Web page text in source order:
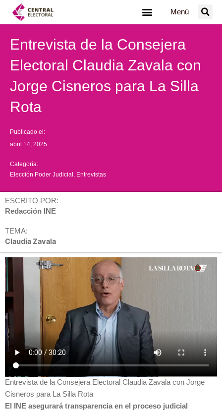
Menú
Entrevista de la Consejera
Electoral Claudia Zavala con
Jorge Cisneros para La Silla
Rota
Publicado el:
abril 14, 2025
Categoría:
Elección Poder Judicial Entrevistas
ESCRITO POR:
Redacción INE
TEMA:
Claudia Zavala
Entrevista de la Consejera Electoral Claudia Zavala con Jorge
Cisneros para La Silla Rota
El INE asegurará transparencia en el proceso judicial